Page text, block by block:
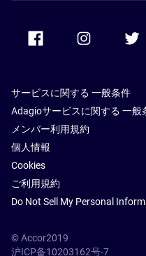
Accor Facebook
サービスに関する 一般条件
Adagioサービスに関する 一般
メンバー利用規約
個人情報
Cookies
ご利用規約
Do Not Sell My Personal
© Accor2019
沪ICP备10203162号-7